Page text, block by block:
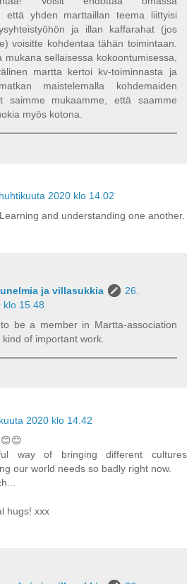
että yhden marttaillan teema liittyisi
ja illan kaffarahat (jos
voisitte kohdentaa tähän toimintaan.
mukana sellaisessa kokoontumisessa,
martta kertoi kv-toiminnasta ja
maistelemalla kohdemaiden
saimme mukaamme, että saamme
myös kotona.
2020 klo 14.02
and understanding one another.
ja villasukkia
26.
klo 15.48
be a member in Martta-association
of important work.
2020 klo 14.42
way of bringing different cultures
our world needs so badly right now.
hugs! xxx